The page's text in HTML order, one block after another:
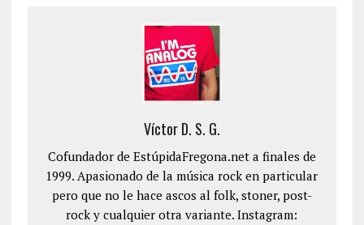
Víctor D. S. G.
Cofundador de EstúpidaFregona.net a finales de
1999. Apasionado de la música rock en particular
pero que no le hace ascos al folk, stoner, post-
rock y cualquier otra variante. Instagram: